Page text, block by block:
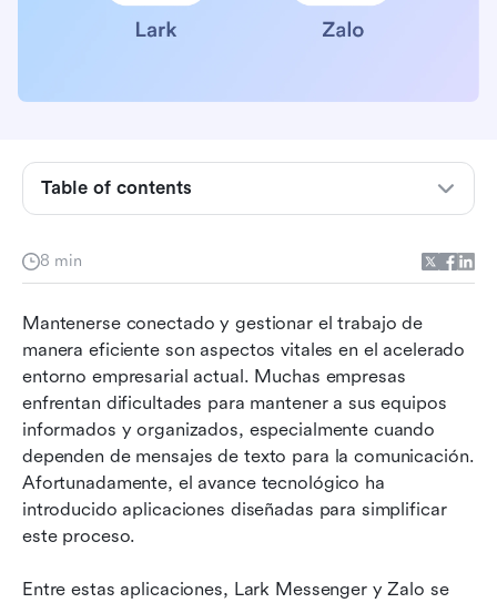
8 min
Mantenerse conectado y gestionar el trabajo de
manera eficiente son aspectos vitales en el acelerado
entorno empresarial actual. Muchas empresas
enfrentan dificultades para mantener a sus equipos
informados y organizados, especialmente cuando
dependen de mensajes de texto para la comunicación.
Afortunadamente, el avance tecnológico ha
introducido aplicaciones diseñadas para simplificar
este proceso.
Entre estas aplicaciones, Lark Messenger y Zalo se
Table of contents
Resumen de Lark Messenger
Lark Messenger vs Zalo: Comparación de
Funciones
Lark Messenger vs Zalo: Plan de precios
Conclusión